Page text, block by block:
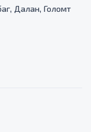
Далан, Голомт